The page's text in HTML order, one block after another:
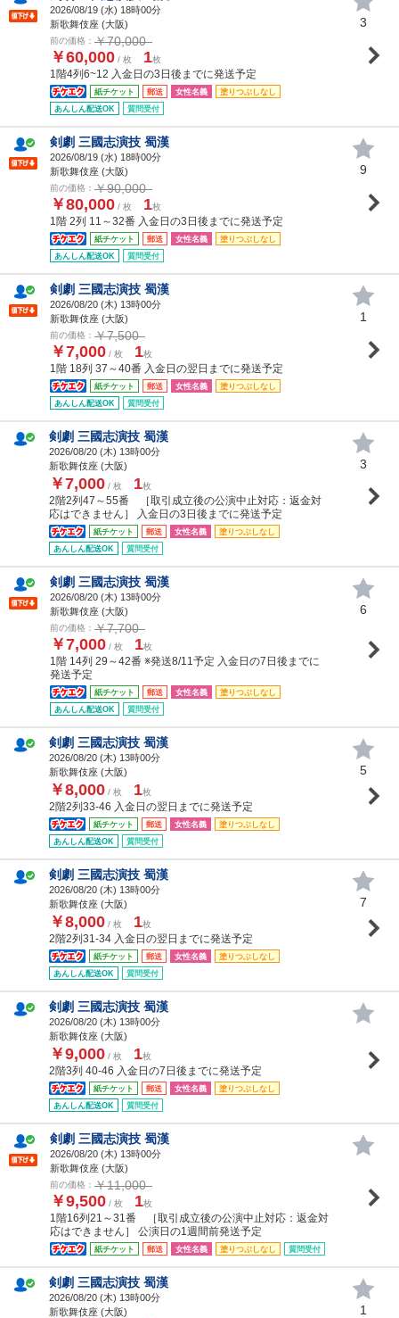
2026/08/19 (水) 18時00分
新歌舞伎座 (大阪)
前の価格： ￥70,000
￥60,000 / 枚 1枚
1階4列6~12 入金日の3日後までに発送予定
紙チケット 郵送 女性名義
塗りつぶしなし
あんしん配送OK
質問受付
3
剣劇 三國志演技 蜀漢
2026/08/19 (水) 18時00分
新歌舞伎座 (大阪)
前の価格： ￥90,000
￥80,000 / 枚 1枚
1階 2列 11～32番 入金日の3日後までに発送予定
紙チケット 郵送 女性名義
塗りつぶしなし
あんしん配送OK
質問受付
9
剣劇 三國志演技 蜀漢
2026/08/20 (木) 13時00分
新歌舞伎座 (大阪)
前の価格： ￥7,500
￥7,000 / 枚 1枚
1階 18列 37～40番 入金日の翌日までに発送予定
紙チケット 郵送 女性名義
塗りつぶしなし
あんしん配送OK
質問受付
1
剣劇 三國志演技 蜀漢
2026/08/20 (木) 13時00分
新歌舞伎座 (大阪)
￥7,000 / 枚 1枚
2階2列47～55番 ［取引成立後の公演中止対応：返金対
応はできません］ 入金日の3日後までに発送予定
紙チケット 郵送 女性名義
塗りつぶしなし
あんしん配送OK
質問受付
3
剣劇 三國志演技 蜀漢
2026/08/20 (木) 13時00分
新歌舞伎座 (大阪)
前の価格： ￥7,700
￥7,000 / 枚 1枚
1階 14列 29～42番 ※発送8/11予定 入金日の7日後までに
発送予定
紙チケット 郵送 女性名義
塗りつぶしなし
あんしん配送OK
質問受付
6
剣劇 三國志演技 蜀漢
2026/08/20 (木) 13時00分
新歌舞伎座 (大阪)
￥8,000 / 枚 1枚
2階2列33-46 入金日の翌日までに発送予定
紙チケット 郵送 女性名義
塗りつぶしなし
あんしん配送OK
質問受付
5
剣劇 三國志演技 蜀漢
2026/08/20 (木) 13時00分
新歌舞伎座 (大阪)
￥8,000 / 枚 1枚
2階2列31-34 入金日の翌日までに発送予定
紙チケット 郵送 女性名義
塗りつぶしなし
あんしん配送OK
質問受付
7
剣劇 三國志演技 蜀漢
2026/08/20 (木) 13時00分
新歌舞伎座 (大阪)
￥9,000 / 枚 1枚
2階3列 40-46 入金日の7日後までに発送予定
紙チケット 郵送 女性名義
塗りつぶしなし
あんしん配送OK
質問受付
剣劇 三國志演技 蜀漢
2026/08/20 (木) 13時00分
新歌舞伎座 (大阪)
前の価格： ￥11,000
￥9,500 / 枚 1枚
1階16列21～31番 ［取引成立後の公演中止対応：返金対
応はできません］ 公演日の1週間前発送予定
紙チケット 郵送 女性名義 塗りつぶしなし 質問受付
剣劇 三國志演技 蜀漢
2026/08/20 (木) 13時00分
新歌舞伎座 (大阪)
1